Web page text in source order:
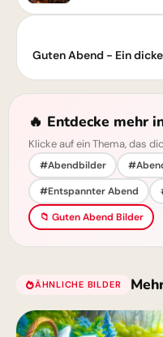
Guten Abend - Ein
🔥 Entdecke mehr
Klicke auf ein Thema, das
#Abendbilder
#Entspannter Abend
📁 Guten Abend Bilder
ÄHNLICHE BILDER